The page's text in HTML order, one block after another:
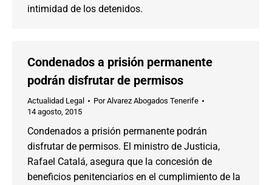
intimidad de los detenidos.
Condenados a prisión permanente
podrán disfrutar de permisos
Actualidad Legal PorAlvarez Abogados Tenerife
14 agosto, 2015
Condenados a prisión permanente podrán
disfrutar de permisos. El ministro de Justicia,
Rafael Catalá, asegura que la concesión de
beneficios penitenciarios en el cumplimiento de la